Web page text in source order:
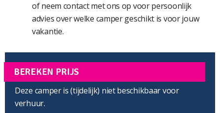
of neem contact met ons op voor persoonlijk
advies over welke camper geschikt is voor jouw
vakantie.
BEREKEN PRIJS
Deze camper is (tijdelijk) niet beschikbaar voor
verhuur.